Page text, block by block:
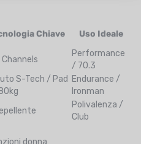
Chiave
Uso Ideale
Performance
/ 70.3
S-Tech / Pad Endurance /
Ironman
Polivalenza /
Club
donna